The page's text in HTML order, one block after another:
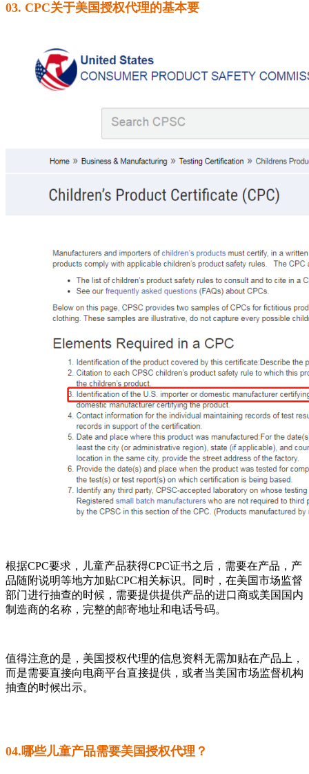
03. CPC关于美国授权代理的基本要
根据CPC要求，儿童产品获得CPC证书之后，需要在产品，产
品随附说明等地方加贴CPC相关标识。同时，在美国市场监督
部门进行抽查的时候，需要提供提供产品的进口商或美国国内
制造商的名称，完整的邮寄地址和电话号码。
值得注意的是，美国授权代理的信息资料无需加贴在产品上，
而是需要直接向电商平台直接提供，或者当美国市场监督机构
抽查的时候出示。
04.哪些儿童产品需要美国授权代理？